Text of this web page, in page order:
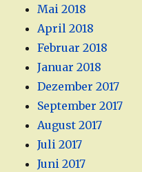
Mai 2018
April 2018
Februar 2018
Januar 2018
Dezember 2017
September 2017
August 2017
Juli 2017
Juni 2017